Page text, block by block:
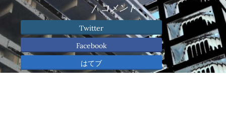
/ コメント
Twitter
Facebook
はてブ